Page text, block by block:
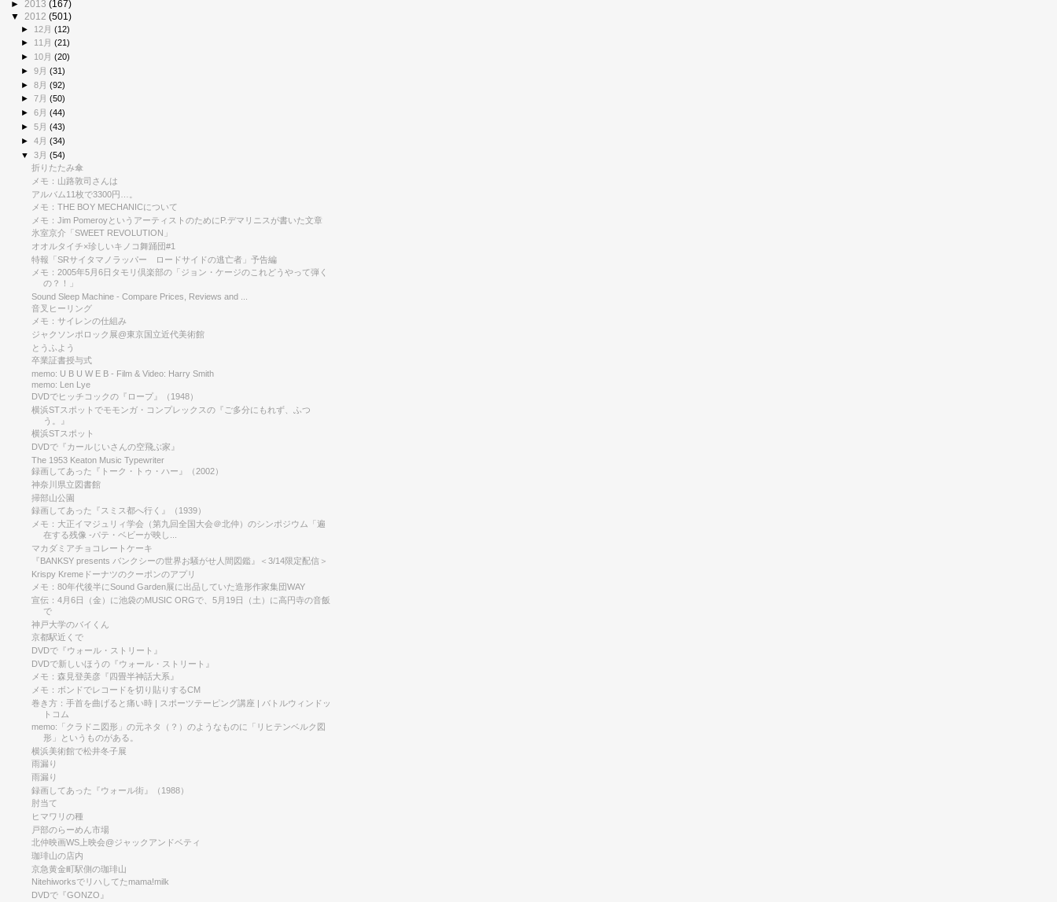
► 2013 (167)
▼ 2012 (501)
► 12月(12)
► 11月(21)
► 10月(20)
►9月(31)
►8月(92)
►7月(50)
►6月(44)
►5月(43)
►4月(34)
▼3月(54)
折りたたみ傘
メモ：山路敦司さんは
アルバム11枚で3300円…。
メモ：THE BOY MECHANICについて
メモ：Jim PomeroyというアーティストのためにP.デマリニスが書いた文章
氷室京介「SWEET REVOLUTION」
オオルタイチ×珍しいキノコ舞踊団#1
特報「SRサイタマノラッパー ロードサイドの逃亡者」予告編
メモ：2005年5月6日タモリ倶楽部の「ジョン・ケージのこれどうやって弾く
の？！」
Sound Sleep Machine - Compare Prices, Reviews and ...
音叉ヒーリング
メモ：サイレンの仕組み
ジャクソンポロック展@東京国立近代美術館
とうふよう
卒業証書授与式
memo: U B U W E B - Film & Video: Harry Smith
memo: Len Lye
DVDでヒッチコックの『ロープ』（1948）
横浜STスポットでモモンガ・コンプレックスの『ご多分にもれず、ふつ
う。』
横浜STスポット
DVDで『カールじいさんの空飛ぶ家』
The 1953 Keaton Music Typewriter
録画してあった『トーク・トゥ・ハー』（2002）
神奈川県立図書館
掃部山公園
録画してあった『スミス都へ行く』（1939）
メモ：大正イマジュリィ学会（第九回全国大会＠北仲）のシンポジウム「遍
在する残像 -パテ・ベビーが映し...
マカダミアチョコレートケーキ
‪『BANKSY presents バンクシーの世界お騒がせ人間図鑑』＜3/14限定配信＞‬
Krispy Kremeドーナツのクーポンのアプリ
メモ：80年代後半にSound Garden展に出品していた造形作家集団WAY
宣伝：4月6日（金）に池袋のMUSIC ORGで、5月19日（土）に高円寺の音飯
で
神戸大学のバイくん
京都駅近くで
DVDで『ウォール・ストリート』
DVDで新しいほうの『ウォール・ストリート』
メモ：森見登美彦『四畳半神話大系』
メモ：ボンドでレコードを切り貼りするCM
巻き方：手首を曲げると痛い時 | スポーツテーピング講座 | バトルウィンドッ
トコム
memo:「クラドニ図形」の元ネタ（？）のようなものに「リヒテンベルク図
形」というものがある。
横浜美術館で松井冬子展
雨漏り
雨漏り
録画してあった『ウォール街』（1988）
肘当て
ヒマワリの種
戸部のらーめん市場
北仲映画WS上映会@ジャックアンドベティ
珈琲山の店内
京急黄金町駅側の珈琲山
Nitehiworksでリハしてたmama!milk
DVDで『GONZO』